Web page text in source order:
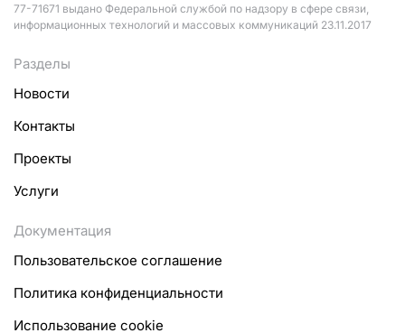
77-71671 выдано Федеральной службой по надзору в сфере связи,
информационных технологий и массовых коммуникаций 23.11.2017
Разделы
Новости
Контакты
Проекты
Услуги
Документация
Пользовательское соглашение
Политика конфиденциальности
Использование cookie